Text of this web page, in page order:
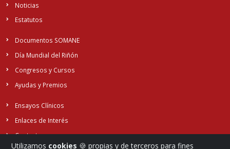
Noticias
Estatutos
Documentos SOMANE
Día Mundial del Riñón
Congresos y Cursos
Ayudas y Premios
Ensayos Clínicos
Enlaces de Interés
Contacto
Utilizamos cookies 🍪 propias y de terceros para fines